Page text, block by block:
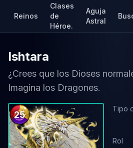
Reinos
Clases
de
Héroe.
Aguja
Astral
Ishtara
¿Crees que los Dioses
Imagina los Dragones.
25
Tipo
Rol